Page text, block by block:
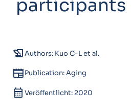
participants
history_eduAuthors: Kuo C-L et al.
newspaperPublication: Aging
calendar_month Veröffentlicht: 2020